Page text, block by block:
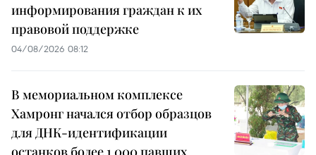
информирования граждан к их
правовой поддержке
04/08/2026 08:12
В мемориальном комплексе
Хамронг начался отбор образцов
для ДНК-идентификации
останков более 1 000 павших